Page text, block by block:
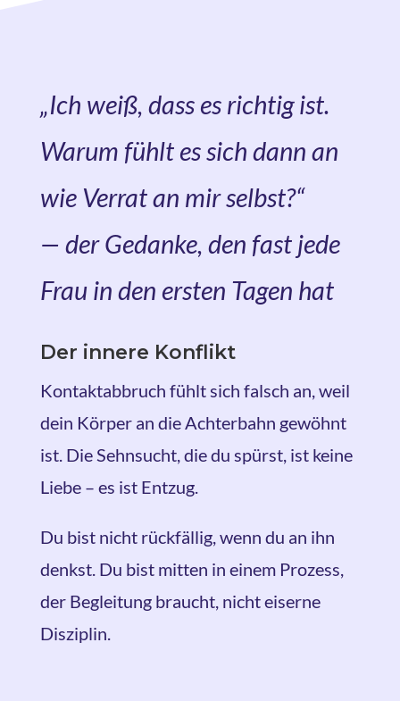
„Ich weiß, dass es richtig ist.
Warum fühlt es sich dann an
wie Verrat an mir selbst?“
— der Gedanke, den fast jede
Frau in den ersten Tagen hat
Der innere Konflikt
Kontaktabbruch fühlt sich falsch an, weil
dein Körper an die Achterbahn gewöhnt
ist. Die Sehnsucht, die du spürst, ist keine
Liebe – es ist Entzug.
Du bist nicht rückfällig, wenn du an ihn
denkst. Du bist mitten in einem Prozess,
der Begleitung braucht, nicht eiserne
Disziplin.